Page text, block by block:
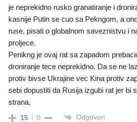
je neprekidno rusko granatiranje i
kasnije Putin se cuo sa Pekngom, a
ruse, pisati o globalnom saveznistvu i
proljece.
Penikng je ovaj rat sa zapadom
droniranje tece neprekidno. Da se ne
protiv bivse Ukrajine vec Kina protiv
sebi dopustiti da Rusija izgubi rat jer bi
strana.
15 0 Odgovori